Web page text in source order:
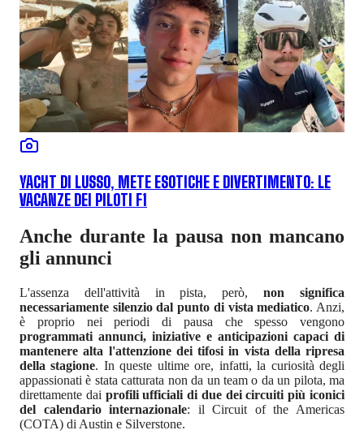
YACHT DI LUSSO, METE ESOTICHE E DIVERTIMENTO: LE
VACANZE DEI PILOTI F1
Anche durante la pausa non mancano
gli annunci
L'assenza dell'attività in pista, però,non significa
necessariamente silenzio dal punto di vista mediatico. Anzi,
è proprio nei periodi di pausa che spesso vengono
programmati annunci, iniziative e anticipazioni capaci di
mantenere alta l'attenzione dei tifosi in vista della ripresa
della stagione. In queste ultime ore, infatti, la curiosità degli
appassionati è stata catturata non da un team o da un pilota, ma
direttamente dai profili ufficiali di due dei circuiti più iconici
del calendario internazionale: il Circuit of the Americas
(COTA) di Austin e Silverstone.